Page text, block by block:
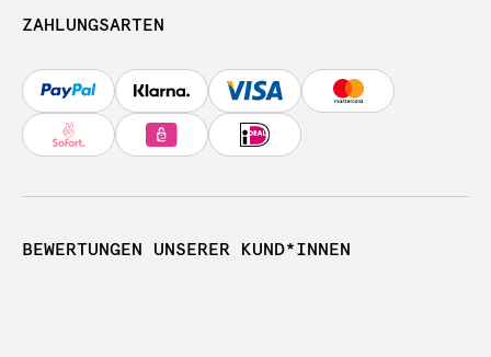
ZAHLUNGSARTEN
BEWERTUNGEN UNSERER KUND*INNEN